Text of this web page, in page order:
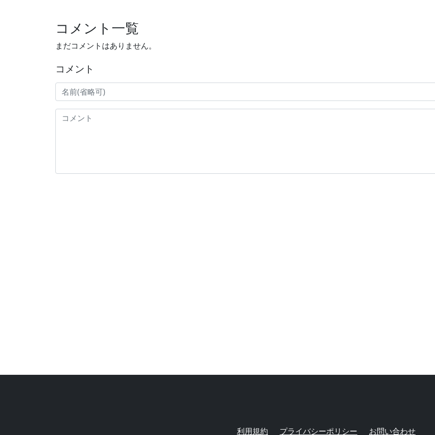
コメント一覧
まだコメントはありません。
コメント
利用規約 プライバシーポリシー お問い合わせ